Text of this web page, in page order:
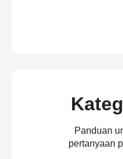
Panduan
pertanyaan